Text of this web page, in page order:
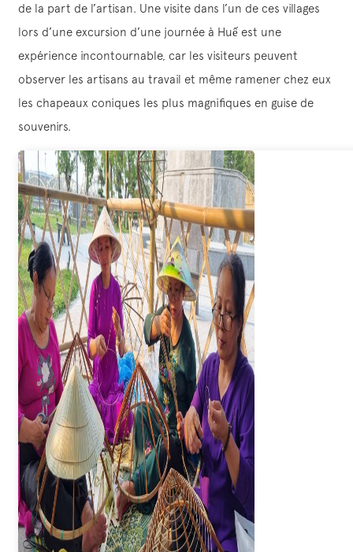
de la part de l’artisan. Une visite dans l’un de ces villages
lors d’une excursion d’une journée à Huế est une
expérience incontournable, car les visiteurs peuvent
observer les artisans au travail et même ramener chez eux
les chapeaux coniques les plus magnifiques en guise de
souvenirs.